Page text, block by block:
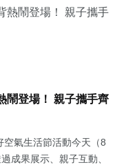
鬧登場！ 親子攜手齊
空氣生活節活動今天（8
成果展示、親子互動、